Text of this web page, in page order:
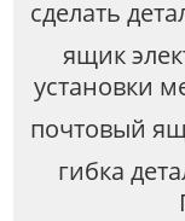
сделать
ящик
установки
почтовый
гибка